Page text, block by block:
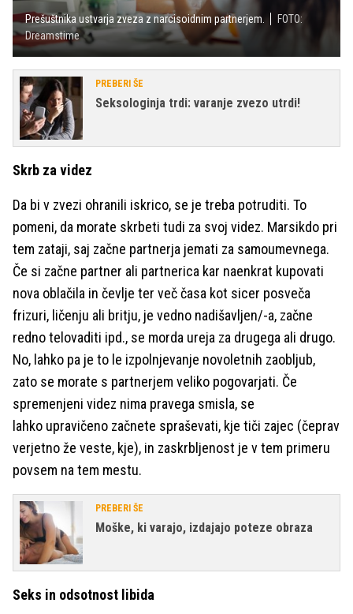
Prešuštnika ustvarja zveza z narcisoidnim partnerjem.
FOTO:
Dreamstime
PREBERI ŠE
Seksologinja trdi: varanje zvezo utrdi!
Skrb za videz
Da bi v zvezi ohranili iskrico, se je treba potruditi. To
pomeni, da morate skrbeti tudi za svoj videz. Marsikdo pri
tem zataji, saj začne partnerja jemati za samoumevnega.
Če si začne partner ali partnerica kar naenkrat kupovati
nova oblačila in čevlje ter več časa kot sicer posveča
frizuri, ličenju ali britju, je vedno nadišavljen/-a, začne
redno telovaditi ipd., se morda ureja za drugega ali drugo.
No, lahko pa je to le izpolnjevanje novoletnih zaobljub,
zato se morate s partnerjem veliko pogovarjati. Če
spremenjeni videz nima pravega smisla, se
lahko upravičeno začnete spraševati, kje tiči zajec (čeprav
verjetno že veste, kje), in zaskrbljenost je v tem primeru
povsem na tem mestu.
PREBERI ŠE
Moške, ki varajo, izdajajo poteze obraza
Seks in odsotnost libida